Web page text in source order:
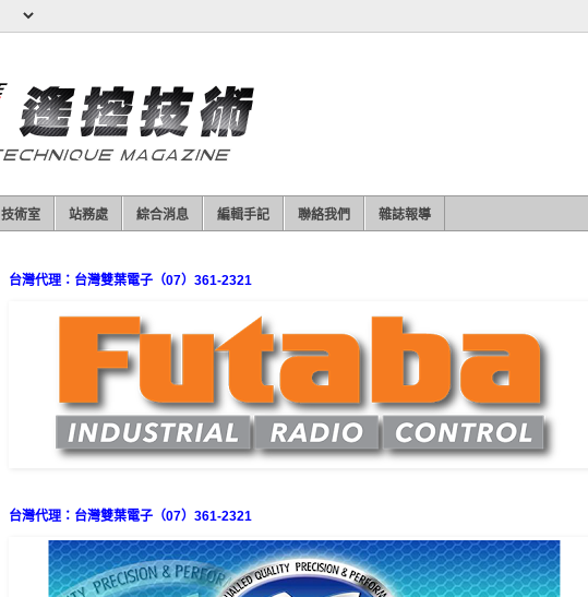
技術室 站務處 綜合消息 編輯手記 聯絡我們 雜誌報導
台灣代理：台灣雙葉電子（07）361-2321
台灣代理：台灣雙葉電子（07）361-2321